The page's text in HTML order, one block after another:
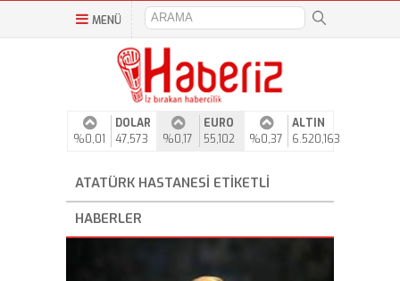
MENÜ
%0,01
DOLAR
47,573
%0,17
EURO
55,102
%0,37
ALTIN
6.520,163
ATATÜRK HASTANESI ETIKETLI
HABERLER